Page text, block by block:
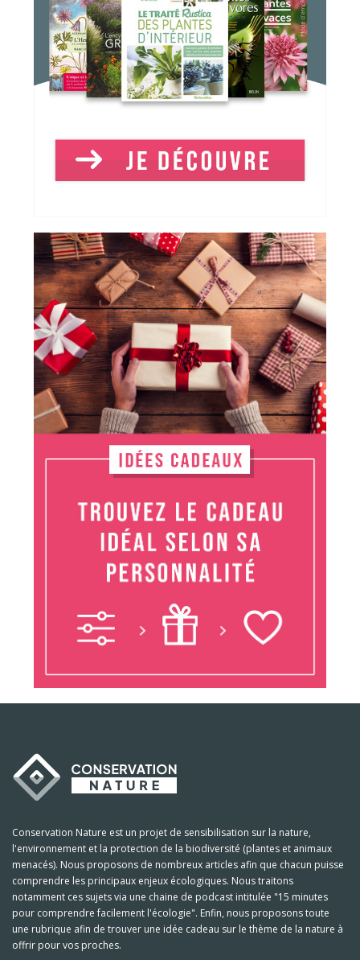
Conservation Nature est un projet de sensibilisation sur la nature,
l'environnement et la protection de la biodiversité (plantes et animaux
menacés). Nous proposons de nombreux articles afin que chacun puisse
comprendre les principaux enjeux écologiques. Nous traitons
notamment ces sujets via une chaine de podcast intitulée "15 minutes
pour comprendre facilement l'écologie". Enfin, nous proposons toute
une rubrique afin de trouver une idée cadeau sur le thème de la nature à
offrir pour vos proches.